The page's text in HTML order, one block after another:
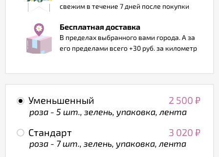
свежим в течение 7 дней после покупки
Бесплатная доставка
В пределах выбранного вами города. А за
его пределами всего +30 руб. за километр
Уменьшенный 2 500 ₽
роза - 5 шт., зелень, упаковка, лента
Стандарт 3 020 ₽
роза - 7 шт., зелень, упаковка, лента